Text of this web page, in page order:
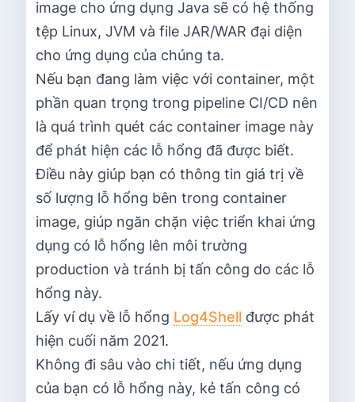
image cho ứng dụng Java sẽ có hệ thống
tệp Linux, JVM và file JAR/WAR đại diện
cho ứng dụng của chúng ta.
Nếu bạn đang làm việc với container, một
phần quan trọng trong pipeline CI/CD nên
là quá trình quét các container image này
để phát hiện các lỗ hổng đã được biết.
Điều này giúp bạn có thông tin giá trị về
số lượng lỗ hổng bên trong container
image, giúp ngăn chặn việc triển khai ứng
dụng có lỗ hổng lên môi trường
production và tránh bị tấn công do các lỗ
hổng này.
Lấy ví dụ về lỗ hổng Log4Shell được phát
hiện cuối năm 2021.
Không đi sâu vào chi tiết, nếu ứng dụng
của bạn có lỗ hổng này, kẻ tấn công có